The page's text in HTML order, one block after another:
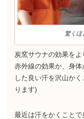
驚く
炭窯サウナの効果を
赤外線の効果か、身
した良い汗を沢山か
ります)
最近は汗をかくこと